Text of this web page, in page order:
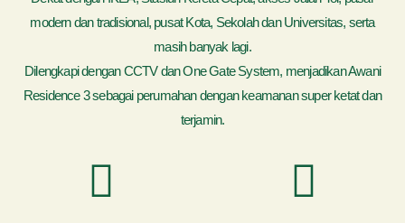
modern dan tradisional, pusat Kota, Sekolah dan Universitas, serta
masih banyak lagi.
Dilengkapi dengan CCTV dan One Gate System, menjadikan Awani
Residence 3 sebagai perumahan dengan keamanan super ketat dan
terjamin.